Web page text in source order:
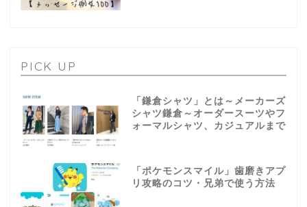
PICK UP
「鎌倉シャツ」とは～メーカーズ
シャツ鎌倉～オーダースーツやフ
ォーマルシャツ、カジュアルまで
「ポケモンスマイル」歯磨きアプ
リ攻略のコツ・兄弟で使う方法